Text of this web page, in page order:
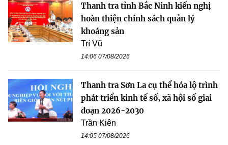
Thanh tra tỉnh Bắc Ninh kiến nghị
hoàn thiện chính sách quản lý
khoáng sản
Trí Vũ
14:06 07/08/2026
Thanh tra Sơn La cụ thể hóa lộ trình
phát triển kinh tế số, xã hội số giai
đoạn 2026-2030
Trần Kiên
14:05 07/08/2026